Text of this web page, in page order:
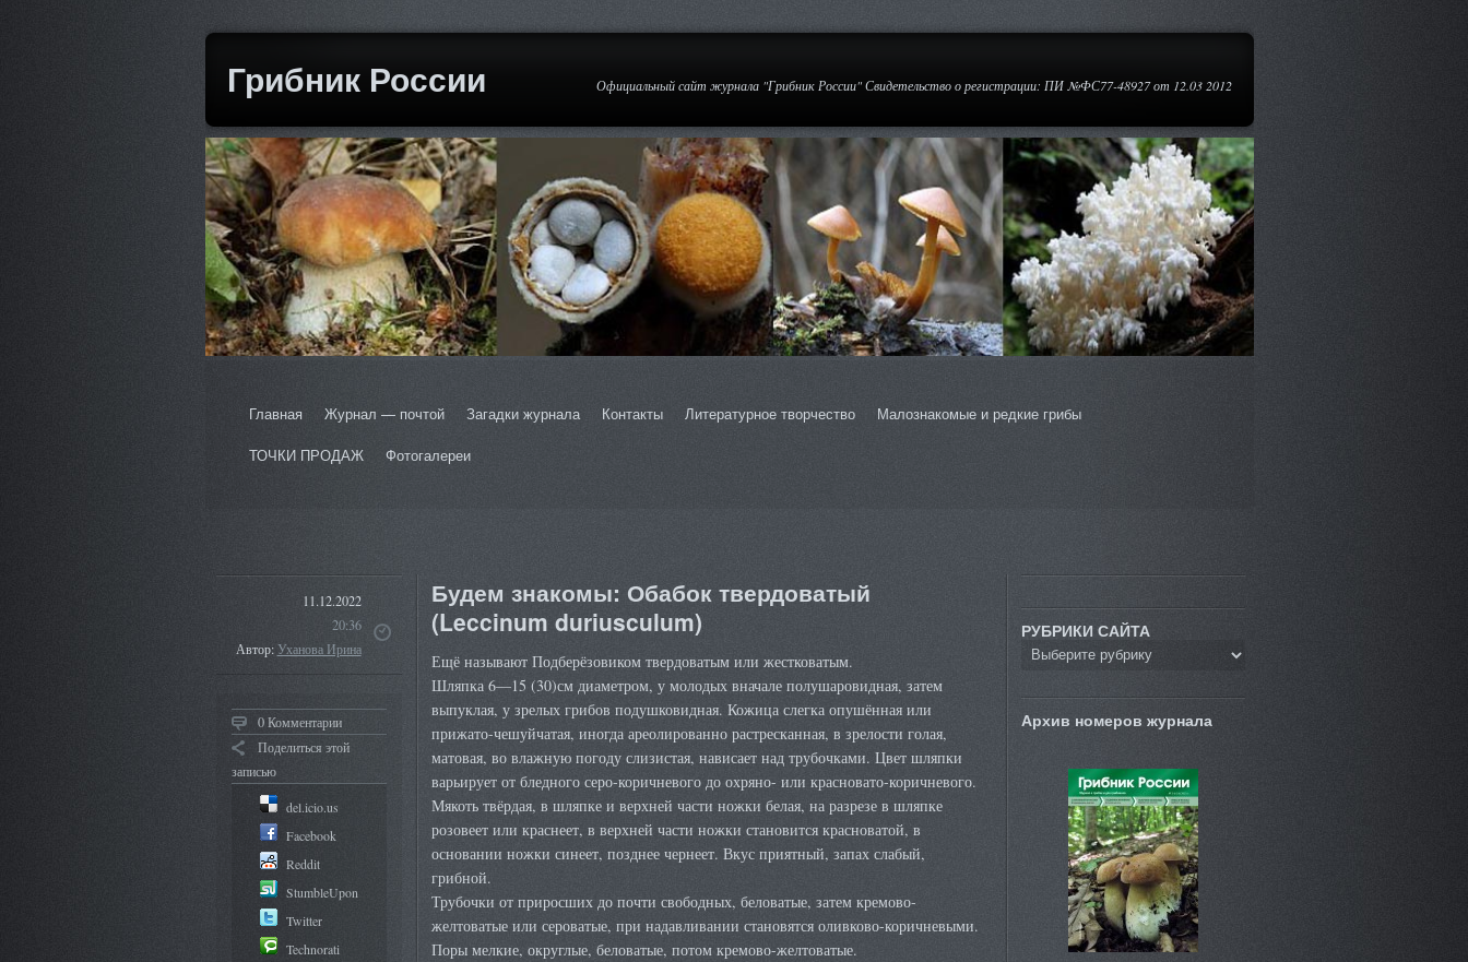
Грибник России Официальный сайт журнала "Грибник России" Свидетельство о регистрации: ПИ №ФС77-48927 от 12.03 2012
Главная Журнал — почтой Загадки журнала Контакты Литературное творчество
Малознакомые и редкие грибы
ТОЧКИ ПРОДАЖ
Фотогалереи
11.12.2022
20:36
Автор:Уханова Ирина
0 Комментарии
Поделиться этой
записью
del.icio.us
Facebook
Reddit
StumbleUpon
Twitter
Technorati
Будем знакомы: Обабок твердоватый
(Leccinum duriusculum)
Ещё называют Подберёзовиком твердоватым или жестковатым.
Шляпка 6—15 (30)см диаметром, у молодых вначале полушаровидная, затем
выпуклая, у зрелых грибов подушковидная. Кожица слегка опушённая или
прижато-чешуйчатая, иногда ареолированно растресканная, в зрелости голая,
матовая, во влажную погоду слизистая, нависает над трубочками. Цвет шляпки
варьирует от бледного серо-коричневого до охряно- или красновато-коричневого.
Мякоть твёрдая, в шляпке и верхней части ножки белая, на разрезе в шляпке
розовеет или краснеет, в верхней части ножки становится красноватой, в
основании ножки синеет, позднее чернеет. Вкус приятный, запах слабый,
грибной.
Трубочки от приросших до почти свободных, беловатые, затем кремово-
желтоватые или сероватые, при надавливании становятся оливково-коричневыми.
Поры мелкие, округлые, беловатые, потом кремово-желтоватые.
РУБРИКИ САЙТА
Архив номеров журнала